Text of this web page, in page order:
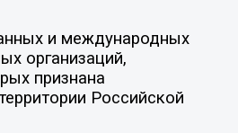
и международных
организаций,
признана
Российской